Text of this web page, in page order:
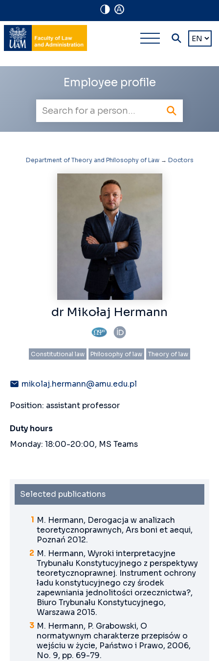
A
Navigation
shortcuts
Main
multi-
level
Choose
Employee profile
search
Department of Theory and Philosophy of Law→ Doctors
dr Mikołaj Hermann
Constitutional law Philosophy of law Theory of law
mikolaj.hermann@amu.edu.pl
Position: assistant professor
Duty hours
Monday: 18:00-20:00, MS Teams
Selected publications
M. Hermann, Derogacja w analizach
teoretycznoprawnych, Ars boni et aequi,
Poznań 2012.
M. Hermann, Wyroki interpretacyjne
Trybunału Konstytucyjnego z perspektywy
teoretycznoprawnej. Instrument ochrony
ładu konstytucyjnego czy środek
zapewniania jednolitości orzecznictwa?,
Biuro Trybunału Konstytucyjnego,
Warszawa 2015.
M. Hermann, P. Grabowski, O
normatywnym charakterze przepisów o
wejściu w życie, Państwo i Prawo, 2006,
No. 9, pp. 69-79.